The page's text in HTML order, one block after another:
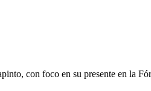
con foco en su presente en la